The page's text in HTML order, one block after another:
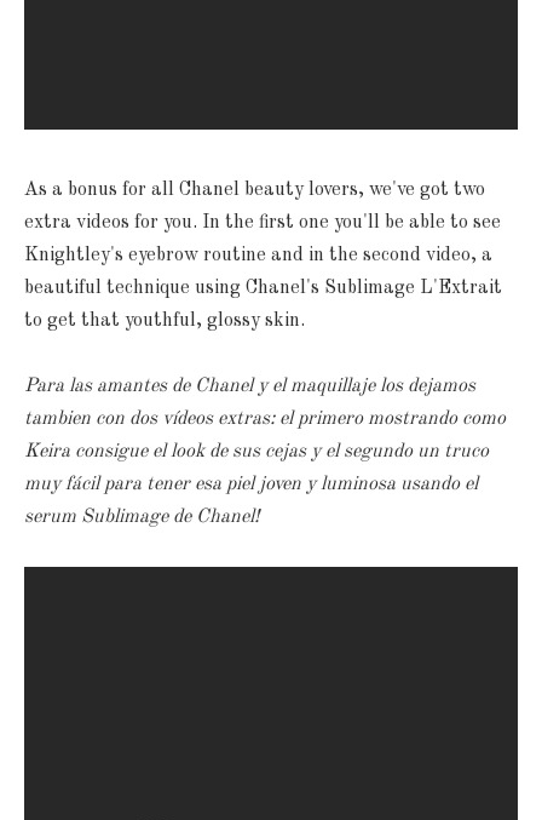
As a bonus for all Chanel beauty lovers, we've got two
extra videos for you. In the first one you'll be able to see
Knightley's eyebrow routine and in the second video, a
beautiful technique using Chanel's Sublimage L'Extrait
to get that youthful, glossy skin.
Para las amantes de Chanel y el maquillaje los dejamos
tambien con dos vídeos extras: el primero mostrando como
Keira consigue el look de sus cejas y el segundo un truco
muy fácil para tener esa piel joven y luminosa usando el
serum Sublimage de Chanel!